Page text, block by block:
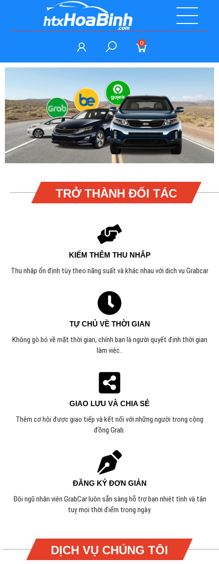
0
TRỞ THÀNH ĐỐI TÁC
KIẾM THÊM THU NHÂP
Thu nhập ổn định tùy theo năng suất và khác nhau với dịch vụ Grabcar
TỰ CHỦ VỀ THỜI GIAN
Không gò bó về mặt thời gian, chính bạn là người quyết định thời gian
làm việc..
GIAO LƯU VÀ CHIA SẺ
Thêm cơ hội được giao tiếp và kết nối với những người trong cộng
đồng Grab.
ĐĂNG KÝ ĐƠN GIẢN
Đội ngũ nhân viên GrabCar luôn sẵn sàng hỗ trợ bạn nhiệt tình và tận
tuỵ mọi thời điểm trong ngày.
DỊCH VỤ CHÚNG TÔI